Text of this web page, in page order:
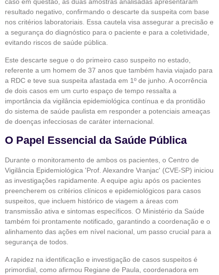
caso em questão, as duas amostras analisadas apresentaram
resultado negativo, confirmando o descarte da suspeita com base
nos critérios laboratoriais. Essa cautela visa assegurar a precisão e
a segurança do diagnóstico para o paciente e para a coletividade,
evitando riscos de saúde pública.
Este descarte segue o do primeiro caso suspeito no estado,
referente a um homem de 37 anos que também havia viajado para
a RDC e teve sua suspeita afastada em 1º de junho. A ocorrência
de dois casos em um curto espaço de tempo ressalta a
importância da vigilância epidemiológica contínua e da prontidão
do sistema de saúde paulista em responder a potenciais ameaças
de doenças infecciosas de caráter internacional.
O Papel Essencial da Saúde Pública
Durante o monitoramento de ambos os pacientes, o Centro de
Vigilância Epidemiológica 'Prof. Alexandre Vranjac' (CVE-SP) iniciou
as investigações rapidamente. A equipe agiu após os pacientes
preencherem os critérios clínicos e epidemiológicos para casos
suspeitos, que incluem histórico de viagem a áreas com
transmissão ativa e sintomas específicos. O Ministério da Saúde
também foi prontamente notificado, garantindo a coordenação e o
alinhamento das ações em nível nacional, um passo crucial para a
segurança de todos.
A rapidez na identificação e investigação de casos suspeitos é
primordial, como afirmou Regiane de Paula, coordenadora em